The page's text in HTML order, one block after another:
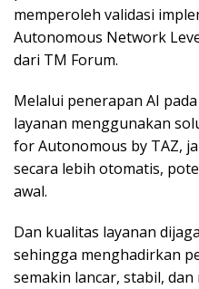
memperoleh validasi
Autonomous Network
dari TM Forum.
Melalui penerapan AI
layanan menggunakan
for Autonomous by TAZ,
secara lebih otomatis,
awal.
Dan kualitas layanan
sehingga menghadirkan
semakin lancar, stabil, dan